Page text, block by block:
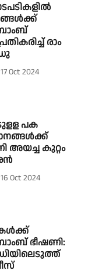
രാം
17 Oct 2024
പക
അയച്ച കുറ്റം
16 Oct 2024
ഭീഷണി: